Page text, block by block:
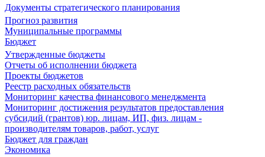
Документы стратегического планирования
Прогноз развития
Муниципальные программы
Бюджет
Утвержденные бюджеты
Отчеты об исполнении бюджета
Проекты бюджетов
Реестр расходных обязательств
Мониторинг качества финансового менеджмента
Мониторинг достижения результатов предоставления
субсидий (грантов) юр. лицам, ИП, физ. лицам -
производителям товаров, работ, услуг
Бюджет для граждан
Экономика